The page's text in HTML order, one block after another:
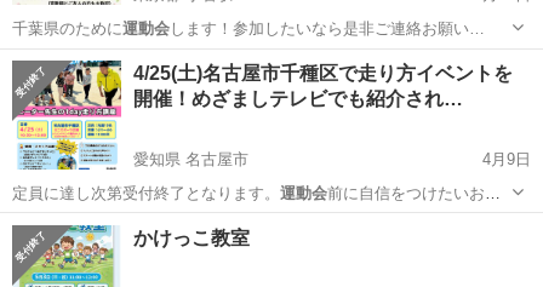
千葉県のために運動会します！参加したいなら是非ご連絡お願い…
東京 江戸川区 小岩駅 スポーツ 運動会
4/25(土)名古屋市千種区で走り方イベントを
開催！めざましテレビでも紹介され…
愛知県 名古屋市
4月9日
定員に達し次第受付終了となります。 運動会前に自信をつけたいお子
様は、ぜひお早め…
愛知 名古屋市 スポーツ
かけっこ教室